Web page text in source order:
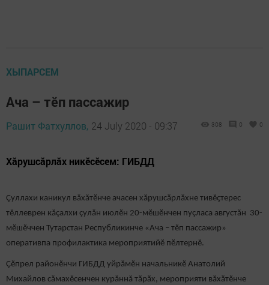
ХЫПАРСЕМ
Ача – тӗп пассажир
Рашит Фатхуллов, 24 July 2020 - 09:37 308 0 0
Хăрушсăрлăх никӗсӗсем: ГИБДД
Çуллахи каникул вăхăтӗнче ачасен хӑрушсӑрлӑхне тивӗҫтерес
тӗллеврен кăçалхи çулăн июлӗн 20-мӗшӗнчен пуçласа августăн 30-
мӗшӗччен Тутарстан Республикинче «Ача – тӗп пассажир»
оперативпа профилактика мероприятийӗ пӗлтернӗ.
Ҫӗпрел районӗнчи ГИБДД уйрӑмӗн начальникӗ Анатолий
Михайлов сăмахӗсенчен курăннă тӑрӑх, мероприяти вӑхӑтӗнче